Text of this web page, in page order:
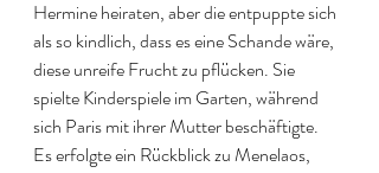
Hermine heiraten, aber die entpuppte sich
als so kindlich, dass es eine Schande wäre,
diese unreife Frucht zu pflücken. Sie
spielte Kinderspiele im Garten, während
sich Paris mit ihrer Mutter beschäftigte.
Es erfolgte ein Rückblick zu Menelaos,